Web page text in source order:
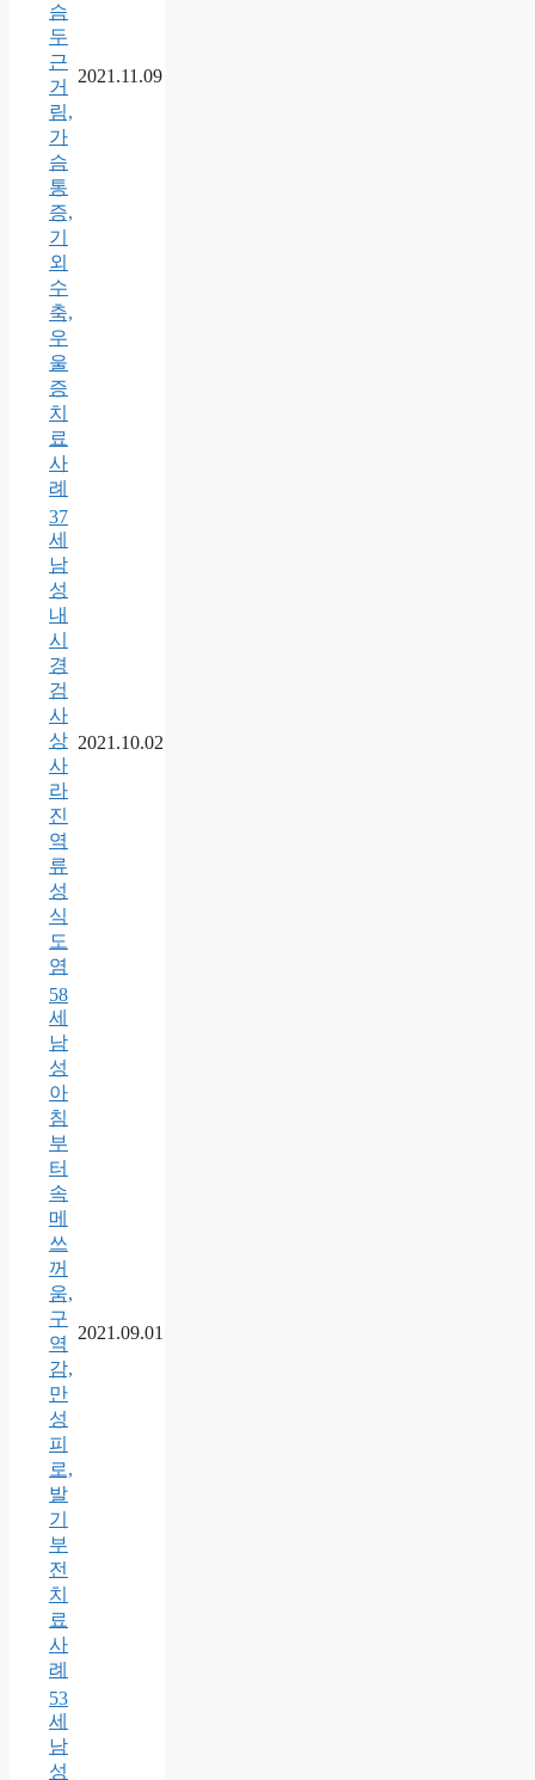
슴
두
근
거
림,
가
슴
통
증,
기
외
수
축,
우
울
증
치
료
사
례
2021.11.09
37
세
남
성
내
시
경
검
사
상
사
라
진
역
류
성
식
도
염
2021.10.02
58
세
남
성
아
침
부
터
속
메
쓰
꺼
움,
구
역
감,
만
성
피
로,
발
기
부
전
치
료
사
례
2021.09.01
53
세
남
성